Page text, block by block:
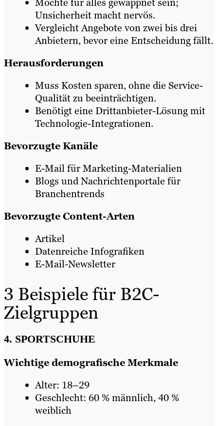
Möchte für alles gewappnet sein;
Unsicherheit macht nervös.
Vergleicht Angebote von zwei bis drei
Anbietern, bevor eine Entscheidung fällt.
Herausforderungen
Muss Kosten sparen, ohne die Service-
Qualität zu beeinträchtigen.
Benötigt eine Drittanbieter-Lösung mit
Technologie-Integrationen.
Bevorzugte Kanäle
E-Mail für Marketing-Materialien
Blogs und Nachrichtenportale für
Branchentrends
Bevorzugte Content-Arten
Artikel
Datenreiche Infografiken
E-Mail-Newsletter
3 Beispiele für B2C-
Zielgruppen
4. SPORTSCHUHE
Wichtige demografische Merkmale
Alter: 18–29
Geschlecht: 60 % männlich, 40 %
weiblich